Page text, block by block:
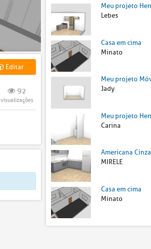
Editar
92
visualizações
Meu projeto
Lebes
Casa em cima
Minato
Meu projeto
Jady
Meu projeto
Carina
Americana
MIRELE
Casa em cima
Minato